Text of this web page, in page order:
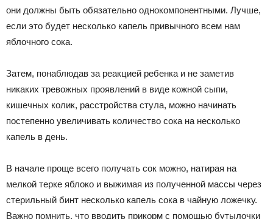
они должны быть обязательно однокомпонентными. Лучше,
если это будет несколько капель привычного всем нам
яблочного сока.
Затем, понаблюдав за реакцией ребенка и не заметив
никаких тревожных проявлений в виде кожной сыпи,
кишечных колик, расстройства стула, можно начинать
постепенно увеличивать количество сока на несколько
капель в день.
В начале проще всего получать сок можно, натирая на
мелкой терке яблоко и выжимая из полученной массы через
стерильный бинт несколько капель сока в чайную ложечку.
Важно помнить, что вводить прикорм с помощью бутылочки